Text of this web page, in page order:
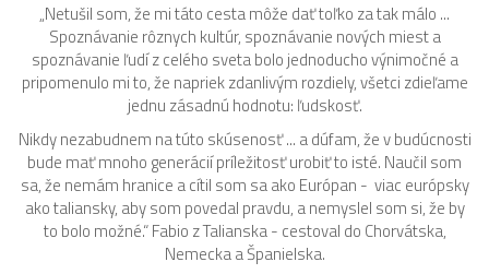
„Netušil som, že mi táto cesta môže dať toľko za tak málo ...
Spoznávanie rôznych kultúr, spoznávanie nových miest a
spoznávanie ľudí z celého sveta bolo jednoducho výnimočné a
pripomenulo mi to, že napriek zdanlivým rozdiely, všetci zdieľame
jednu zásadnú hodnotu: ľudskosť.
Nikdy nezabudnem na túto skúsenosť ... a dúfam, že v budúcnosti
bude mať mnoho generácií príležitosť urobiť to isté. Naučil som
sa, že nemám hranice a cítil som sa ako Európan - viac európsky
ako taliansky, aby som povedal pravdu, a nemyslel som si, že by
to bolo možné.“ Fabio z Talianska - cestoval do Chorvátska,
Nemecka a Španielska.